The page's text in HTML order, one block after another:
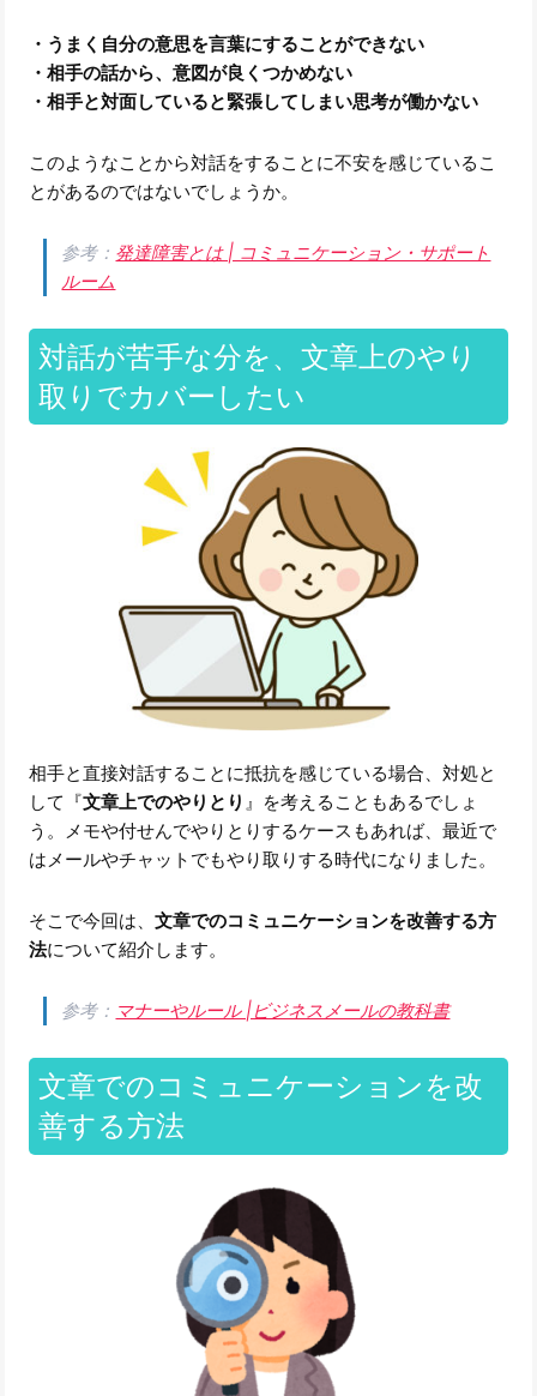
・うまく自分の意思を言葉にすることができない
・相手の話から、意図が良くつかめない
・相手と対面していると緊張してしまい思考が働かない
このようなことから対話をすることに不安を感じているこ
とがあるのではないでしょうか。
参考： 発達障害とは | コミュニケーション・サポート
ルーム
対話が苦手な分を、文章上のやり
取りでカバーしたい
相手と直接対話することに抵抗を感じている場合、対処と
して『文章上でのやりとり 』を考えることもあるでしょ
う。メモや付せんでやりとりするケースもあれば、最近で
はメールやチャットでもやり取りする時代になりました。
そこで今回は、文章でのコミュニケーションを改善する方
法について紹介します。
参考： マナーやルール |ビジネスメールの教科書
文章でのコミュニケーションを改
善する方法